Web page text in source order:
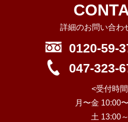
詳細のお問い合わ
0120-59-
047-323-
<受付時
月〜金 10:00
土 13:00～